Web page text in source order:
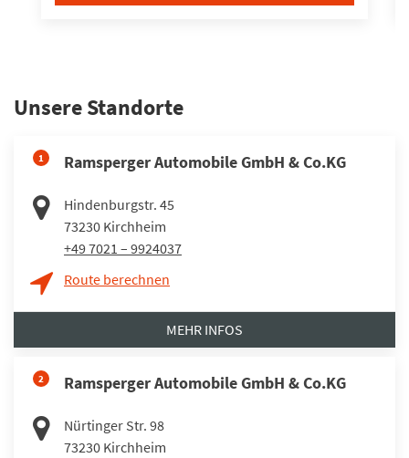
Unsere Standorte
1 Ramsperger Automobile GmbH & Co.KG
Hindenburgstr. 45
73230 Kirchheim
+49 7021 – 9924037
Route berechnen
MEHR INFOS
2 Ramsperger Automobile GmbH & Co.KG
Nürtinger Str. 98
73230 Kirchheim